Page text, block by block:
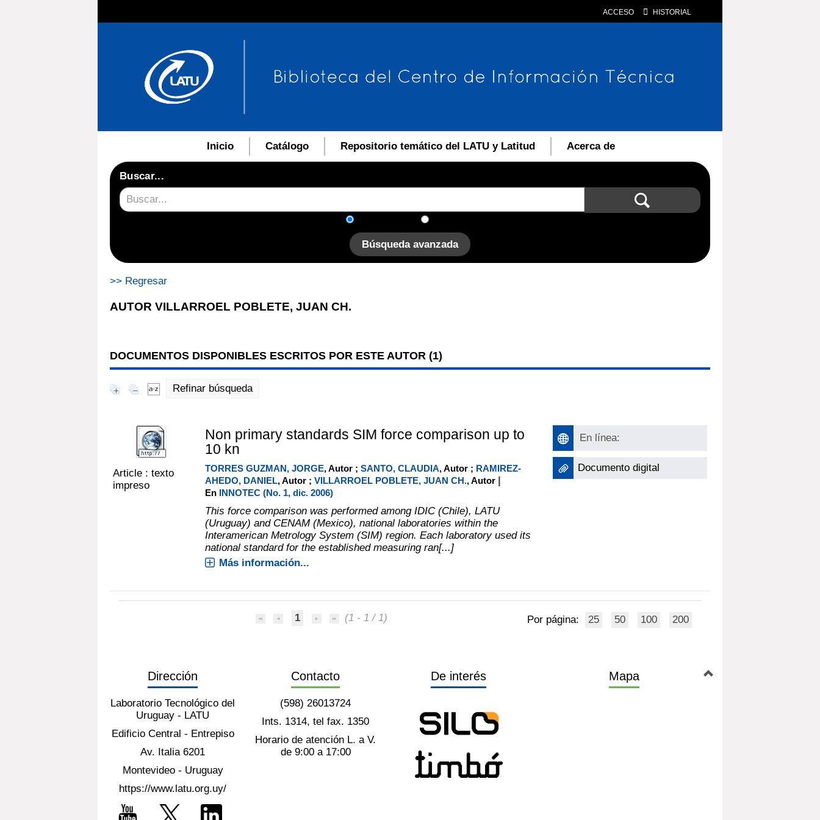
ACCESO HISTORIAL
Inicio Catálogo Repositorio temático del LATU y Latitud Acerca de
Buscar...
Búsqueda avanzada
>> Regresar
AUTOR VILLARROEL POBLETE, JUAN CH.
DOCUMENTOS DISPONIBLES ESCRITOS POR ESTE AUTOR (1)
Refinar búsqueda
Article : texto
impreso
Non primary standards SIM force comparison up to
10 kn
TORRES GUZMAN, JORGE, Autor ; SANTO, CLAUDIA, Autor ; RAMIREZ-
AHEDO, DANIEL, Autor ; VILLARROEL POBLETE, JUAN CH., Autor |
En INNOTEC (No. 1, dic. 2006)
This force comparison was performed among IDIC (Chile), LATU
(Uruguay) and CENAM (Mexico), national laboratories within the
Interamerican Metrology System (SIM) region. Each laboratory used its
national standard for the established measuring ran[...]
Más información...
En línea:
Documento digital
1 (1 - 1 / 1) Por página: 25 50 100 200
Dirección
Laboratorio Tecnológico del
Uruguay - LATU
Edificio Central - Entrepiso
Av. Italia 6201
Montevideo - Uruguay
https://www.latu.org.uy/
Contacto
(598) 26013724
Ints. 1314, tel fax. 1350
Horario de atención L. a V.
de 9:00 a 17:00
De interés Mapa